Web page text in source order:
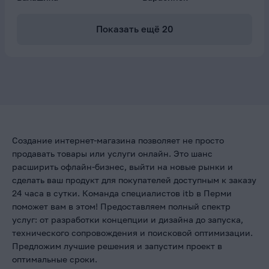
Показать ещё 20
Создание интернет-магазина позволяет не просто
продавать товары или услуги онлайн. Это шанс
расширить офлайн-бизнес, выйти на новые рынки и
сделать ваш продукт для покупателей доступным к заказу
24 часа в сутки. Команда специалистов itb в Перми
поможет вам в этом! Предоставляем полный спектр
услуг: от разработки концепции и дизайна до запуска,
технического сопровождения и поисковой оптимизации.
Предложим лучшие решения и запустим проект в
оптимальные сроки.